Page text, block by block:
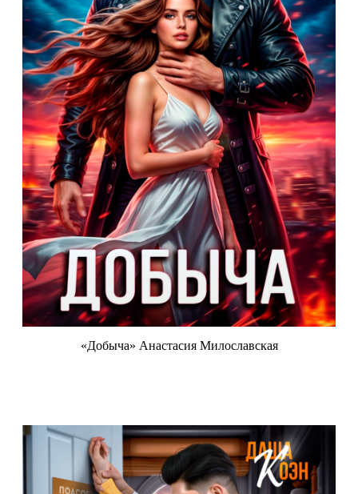
«Добыча» Анастасия Милославская